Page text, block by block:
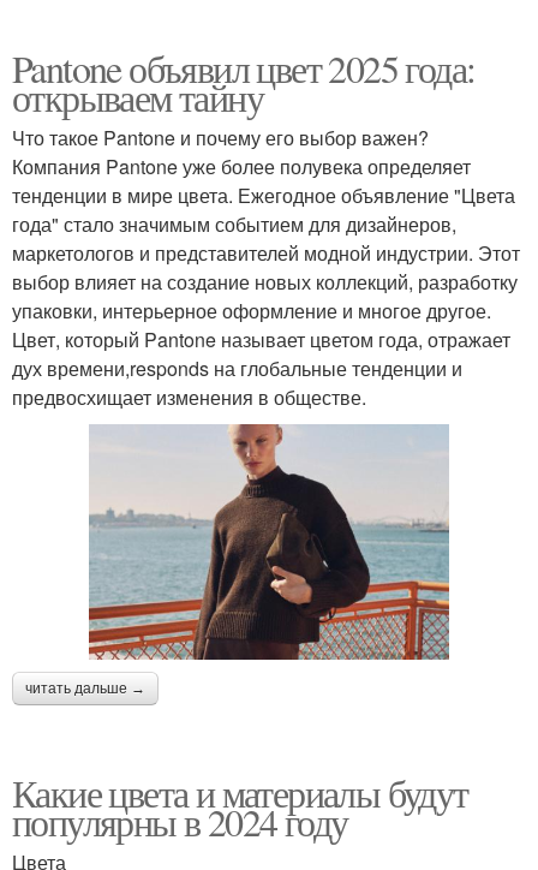
Pantone объявил цвет 2025 года:
открываем тайну
Что такое Pantone и почему его выбор важен?
Компания Pantone уже более полувека определяет
тенденции в мире цвета. Ежегодное объявление "Цвета
года" стало значимым событием для дизайнеров,
маркетологов и представителей модной индустрии. Этот
выбор влияет на создание новых коллекций, разработку
упаковки, интерьерное оформление и многое другое.
Цвет, который Pantone называет цветом года, отражает
дух времени,responds на глобальные тенденции и
предвосхищает изменения в обществе.
читать дальше →
Какие цвета и материалы будут
популярны в 2024 году
Цвета